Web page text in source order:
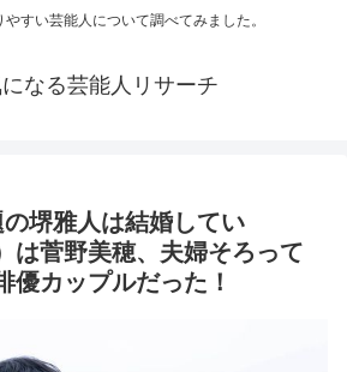
すい芸能人について調べてみました。
なる芸能人リサーチ
堺雅人は結婚してい
は菅野美穂、夫婦そろって
優カップルだった！